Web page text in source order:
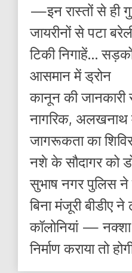
—इन रास्तों से ही
जायरीनों से पटा
टिकी निगाहें…
आसमान में ड्रोन
कानून की
नागरिक, अलखनाथ
जागरूकता का
नशे के सौदागर को
सुभाष नगर पुलिस ने
बिना मंजूरी बीडीए
कॉलोनियां — नक्शा
निर्माण कराया तो